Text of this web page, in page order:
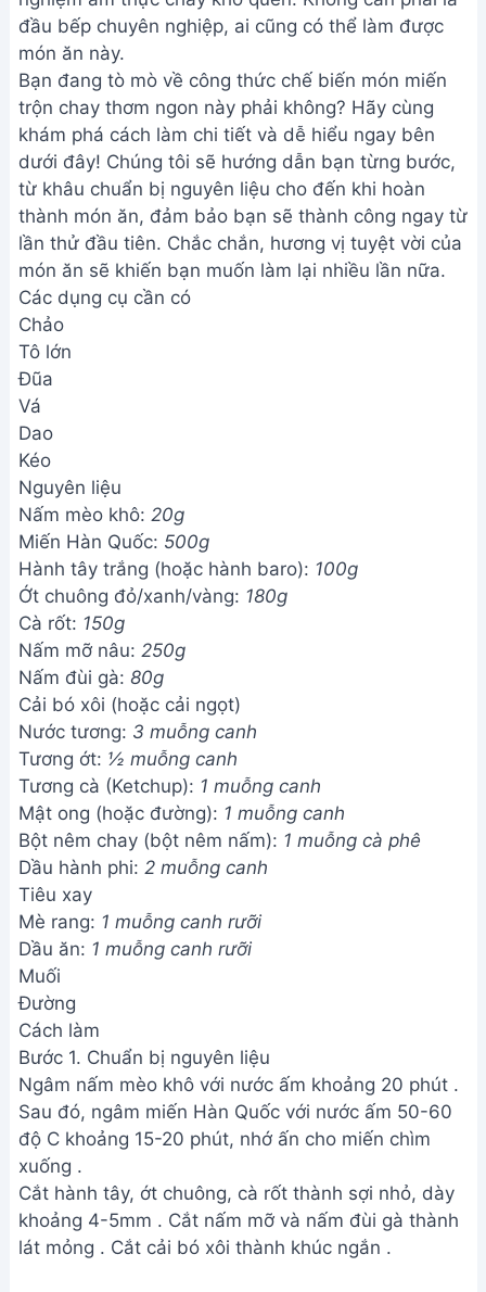
đầu bếp chuyên nghiệp, ai cũng có thể làm được
món ăn này.
Bạn đang tò mò về công thức chế biến món miến
trộn chay thơm ngon này phải không? Hãy cùng
khám phá cách làm chi tiết và dễ hiểu ngay bên
dưới đây! Chúng tôi sẽ hướng dẫn bạn từng bước,
từ khâu chuẩn bị nguyên liệu cho đến khi hoàn
thành món ăn, đảm bảo bạn sẽ thành công ngay từ
lần thử đầu tiên. Chắc chắn, hương vị tuyệt vời của
món ăn sẽ khiến bạn muốn làm lại nhiều lần nữa.
Các dụng cụ cần có
Chảo
Tô lớn
Đũa
Vá
Dao
Kéo
Nguyên liệu
Nấm mèo khô: 20g
Miến Hàn Quốc: 500g
Hành tây trắng (hoặc hành baro): 100g
Ớt chuông đỏ/xanh/vàng: 180g
Cà rốt: 150g
Nấm mỡ nâu: 250g
Nấm đùi gà: 80g
Cải bó xôi (hoặc cải ngọt)
Nước tương: 3 muỗng canh
Tương ớt: ½ muỗng canh
Tương cà (Ketchup): 1 muỗng canh
Mật ong (hoặc đường): 1 muỗng canh
Bột nêm chay (bột nêm nấm): 1 muỗng cà phê
Dầu hành phi: 2 muỗng canh
Tiêu xay
Mè rang: 1 muỗng canh rưỡi
Dầu ăn: 1 muỗng canh rưỡi
Muối
Đường
Cách làm
Bước 1. Chuẩn bị nguyên liệu
Ngâm nấm mèo khô với nước ấm khoảng 20 phút .
Sau đó, ngâm miến Hàn Quốc với nước ấm 50-60
độ C khoảng 15-20 phút, nhớ ấn cho miến chìm
xuống .
Cắt hành tây, ớt chuông, cà rốt thành sợi nhỏ, dày
khoảng 4-5mm . Cắt nấm mỡ và nấm đùi gà thành
lát mỏng . Cắt cải bó xôi thành khúc ngắn .